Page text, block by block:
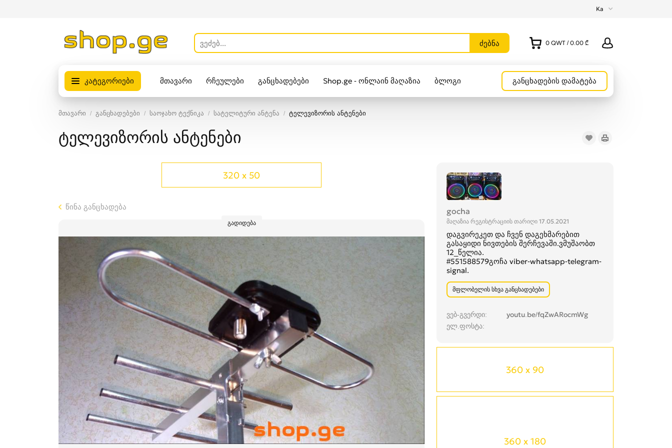
Ka
0 QWT / 0.00 ₾
კატეგორიები მთავარი რჩეულები განცხადებები Shop.ge - ონლაინ მაღაზია ბლოგი განცხადების დამატება
მთავარი განცხადებები საოჯახო ტექნიკა სატელიტური ანტენა ტელევიზორის ანტენები
ტელევიზორის ანტენები
gocha
მაღაზია რეგისტრაციის თარიღი 17.05.2021
დაგვირეკეთ და ჩვენ დაგეხმარებით
გასაყიდი ნივთების შერჩევაში.ვმუშაობთ
12_წელია.
#551588579გოჩა viber-whatsapp-telegram-
signal.
მფლობელის სხვა განცხადებები
ვებ-გვერდი
youtu.be/fqZwARocmWg
ელ.ფოსტა
360 x 90
360 x 180
320 x 50
წინა განცხადება
გადიდება